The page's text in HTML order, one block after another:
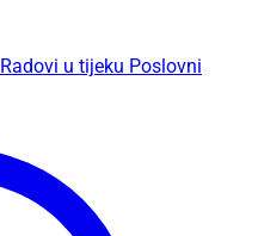
Radovi u tijeku Poslovni